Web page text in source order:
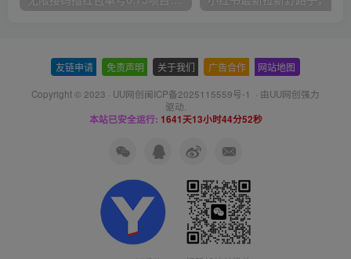
友链申请 免责声明 关于我们 广告合作 网站地图
Copyright © 2023 · UU网创闽ICP备2025115559号-1 · 由UU网创强力
驱动.
本站已安全运行: 1641天13小时44分52秒